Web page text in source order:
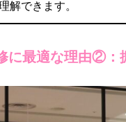
解できます。
に最適な理由②：